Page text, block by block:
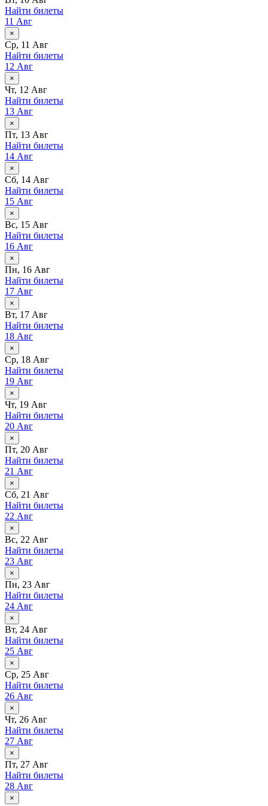
Найти билеты
11 Авг
×
Ср, 11 Авг
Найти билеты
12 Авг
×
Чт, 12 Авг
Найти билеты
13 Авг
×
Пт, 13 Авг
Найти билеты
14 Авг
×
Сб, 14 Авг
Найти билеты
15 Авг
×
Вс, 15 Авг
Найти билеты
16 Авг
×
Пн, 16 Авг
Найти билеты
17 Авг
×
Вт, 17 Авг
Найти билеты
18 Авг
×
Ср, 18 Авг
Найти билеты
19 Авг
×
Чт, 19 Авг
Найти билеты
20 Авг
×
Пт, 20 Авг
Найти билеты
21 Авг
×
Сб, 21 Авг
Найти билеты
22 Авг
×
Вс, 22 Авг
Найти билеты
23 Авг
×
Пн, 23 Авг
Найти билеты
24 Авг
×
Вт, 24 Авг
Найти билеты
25 Авг
×
Ср, 25 Авг
Найти билеты
26 Авг
×
Чт, 26 Авг
Найти билеты
27 Авг
×
Пт, 27 Авг
Найти билеты
28 Авг
×